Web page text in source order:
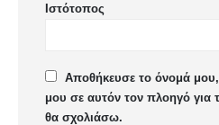
Ιστότοπος
Αποθήκευσε το όνομά
μου σε αυτόν τον πλοηγό
θα σχολιάσω.